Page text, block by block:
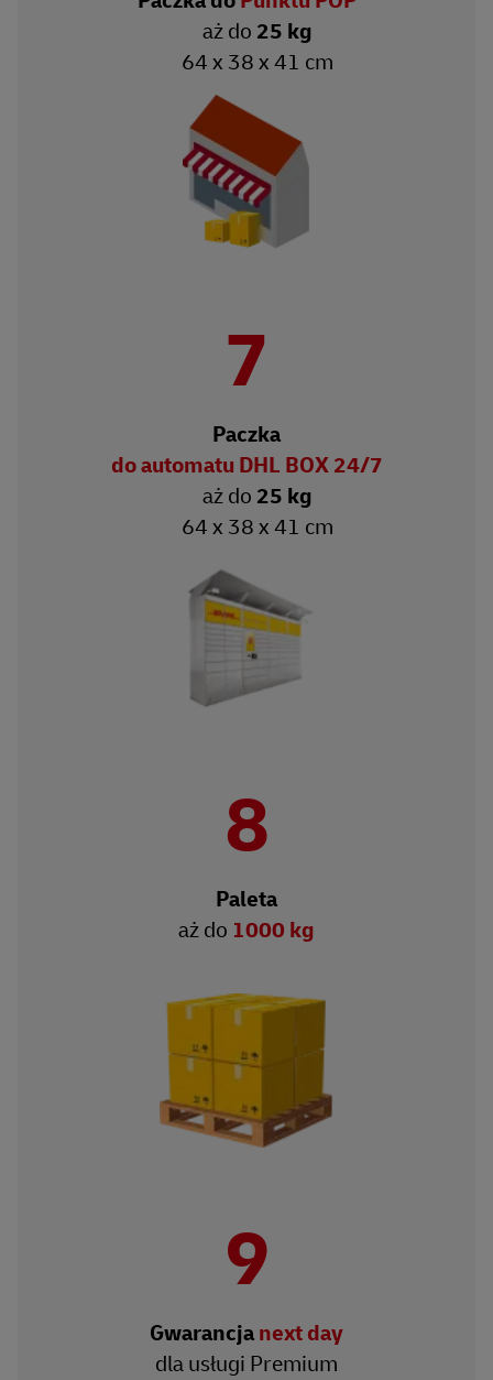
aż do 25 kg
64 x 38 x 41 cm
7
Paczka
do automatu DHL BOX 24/7
aż do 25 kg
64 x 38 x 41 cm
8
Paleta
aż do 1000 kg
9
Gwarancja next day
dla usługi Premium